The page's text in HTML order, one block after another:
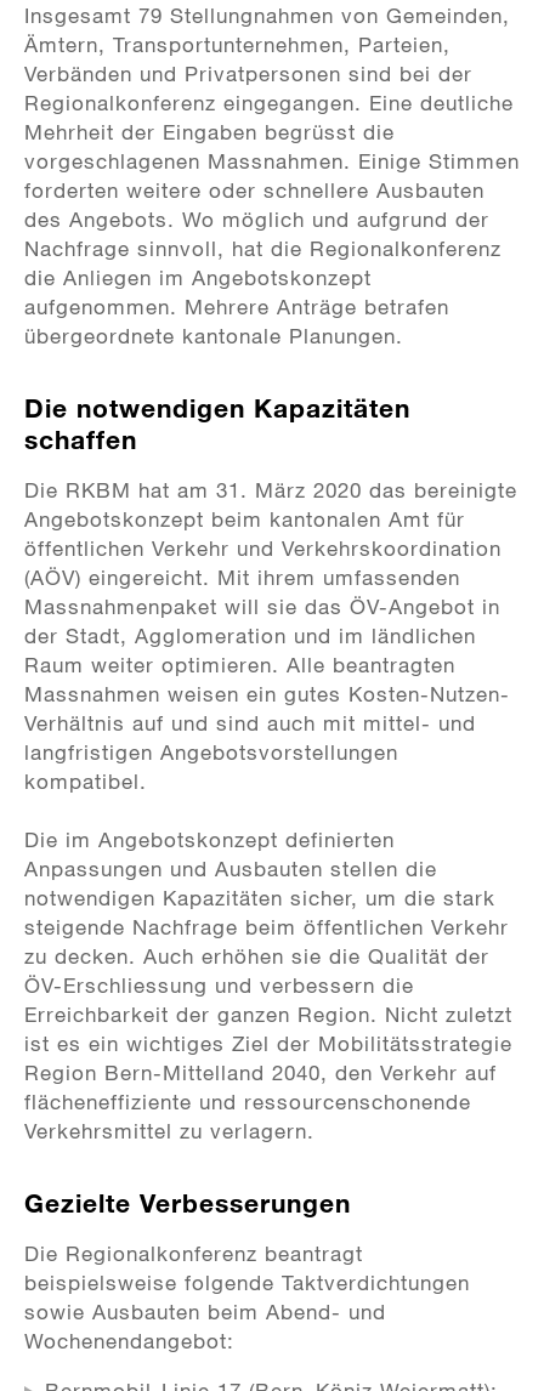
Insgesamt 79 Stellungnahmen von Gemeinden,
Ämtern, Transportunternehmen, Parteien,
Verbänden und Privatpersonen sind bei der
Regionalkonferenz eingegangen. Eine deutliche
Mehrheit der Eingaben begrüsst die
vorgeschlagenen Massnahmen. Einige Stimmen
forderten weitere oder schnellere Ausbauten
des Angebots. Wo möglich und aufgrund der
Nachfrage sinnvoll, hat die Regionalkonferenz
die Anliegen im Angebotskonzept
aufgenommen. Mehrere Anträge betrafen
übergeordnete kantonale Planungen.
Die notwendigen Kapazitäten
schaffen
Die RKBM hat am 31. März 2020 das bereinigte
Angebotskonzept beim kantonalen Amt für
öffentlichen Verkehr und Verkehrskoordination
(AÖV) eingereicht. Mit ihrem umfassenden
Massnahmenpaket will sie das ÖV-Angebot in
der Stadt, Agglomeration und im ländlichen
Raum weiter optimieren. Alle beantragten
Massnahmen weisen ein gutes Kosten-Nutzen-
Verhältnis auf und sind auch mit mittel- und
langfristigen Angebotsvorstellungen
kompatibel.
Die im Angebotskonzept definierten
Anpassungen und Ausbauten stellen die
notwendigen Kapazitäten sicher, um die stark
steigende Nachfrage beim öffentlichen Verkehr
zu decken. Auch erhöhen sie die Qualität der
ÖV-Erschliessung und verbessern die
Erreichbarkeit der ganzen Region. Nicht zuletzt
ist es ein wichtiges Ziel der Mobilitätsstrategie
Region Bern-Mittelland 2040, den Verkehr auf
flächeneffiziente und ressourcenschonende
Verkehrsmittel zu verlagern.
Gezielte Verbesserungen
Die Regionalkonferenz beantragt
beispielsweise folgende Taktverdichtungen
sowie Ausbauten beim Abend- und
Wochenendangebot: